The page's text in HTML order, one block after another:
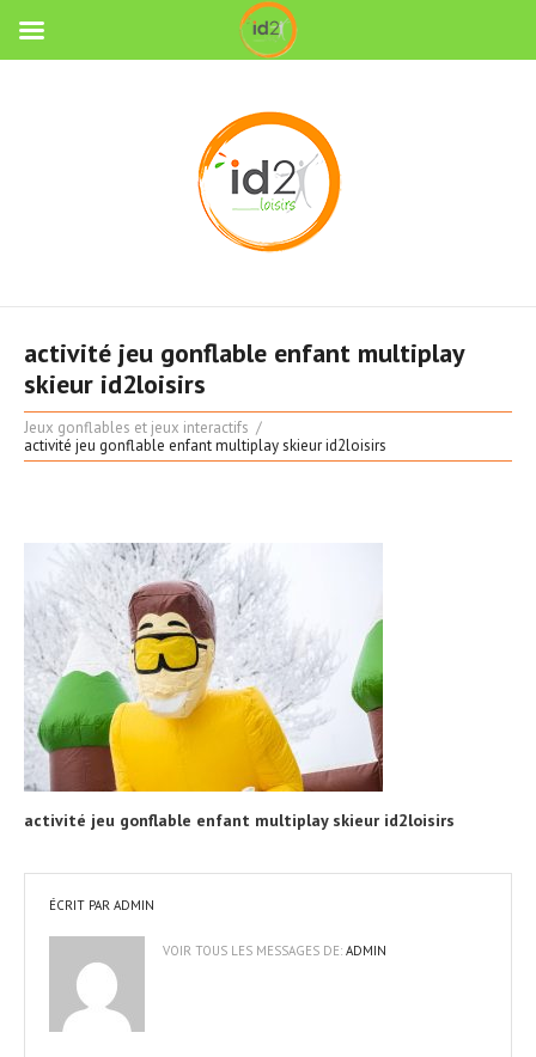
activité jeu gonflable enfant multiplay
skieur id2loisirs
Jeux gonflables et jeux interactifs
activité jeu gonflable enfant multiplay skieur id2loisirs
activité jeu gonflable enfant multiplay skieur id2loisirs
ÉCRIT PAR ADMIN
VOIR TOUS LES MESSAGES DE: ADMIN